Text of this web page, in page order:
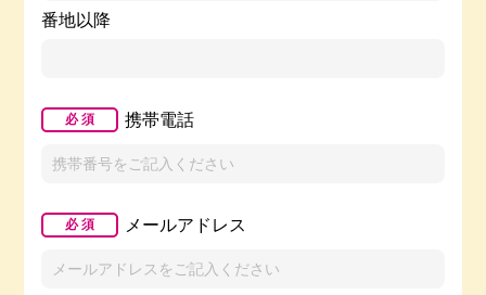
番地以降
必 須 携帯電話
必 須 メールアドレス